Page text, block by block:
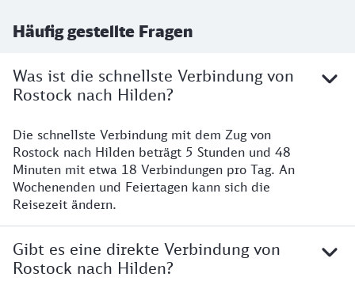
Häufig gestellte Fragen
Was ist die schnellste Verbindung von
Rostock nach Hilden?
Die schnellste Verbindung mit dem Zug von
Rostock nach Hilden beträgt 5 Stunden und 48
Minuten mit etwa 18 Verbindungen pro Tag. An
Wochenenden und Feiertagen kann sich die
Reisezeit ändern.
Gibt es eine direkte Verbindung von
Rostock nach Hilden?